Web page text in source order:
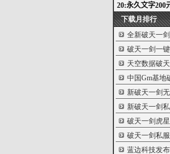
下载月排行
破天一剑一
天空数据破
新破天一剑
破天一剑虎